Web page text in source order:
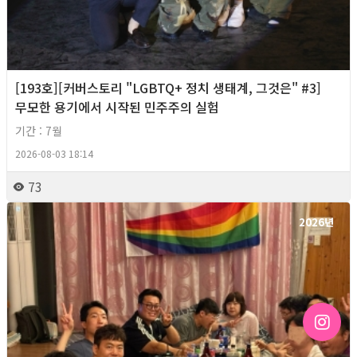
[193호][커버스토리 "LGBTQ+ 정치 생태계, 그것은" #3]
무모한 용기에서 시작된 민주주의 실험
기간 : 7월
2026-08-03 18:14
73
2026년